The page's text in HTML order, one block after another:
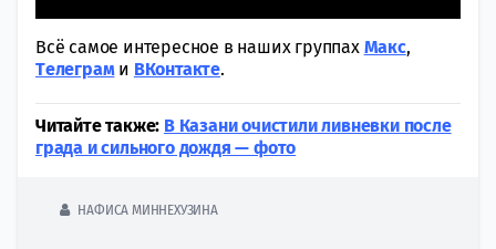
Всё самое интересное в наших группах Макс,
Tелеграми ВКонтакте.
Читайте также: В Казани очистили ливневки после
града и сильного дождя — фото
НАФИСА МИННЕХУЗИНА